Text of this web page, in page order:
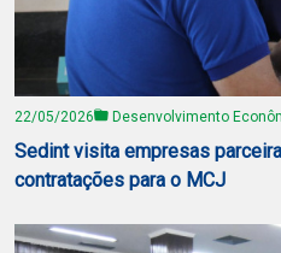
22/05/2026 Desenvolvimento
Sedint visita empresas
contratações para o MCJ